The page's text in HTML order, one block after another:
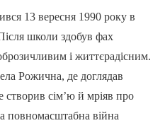
13 вересня 1990 року в
школи здобув фах
і життєрадісним.
Рожична, де доглядав
сім’ю й мріяв про
повномасштабна війна